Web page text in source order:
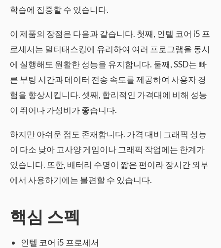
학습에 집중할 수 있습니다.
이 제품의 장점은 다음과 같습니다. 첫째, 인텔 코어 i5 프
로세서는 멀티태스킹에 유리하여 여러 프로그램을 동시
에 실행해도 원활한 성능을 유지합니다. 둘째, SSD는 빠
른 부팅 시간과 데이터 전송 속도를 제공하여 사용자 경
험을 향상시킵니다. 셋째, 합리적인 가격대에 비해 성능
이 뛰어나 가성비가 좋습니다.
하지만 아쉬운 점도 존재합니다. 가격 대비 그래픽 성능
이 다소 낮아 고사양 게임이나 그래픽 작업에는 한계가
있습니다. 또한, 배터리 수명이 짧은 편이라 장시간 외부
에서 사용하기에는 불편할 수 있습니다.
핵심 스펙
인텔 코어 i5 프로세서